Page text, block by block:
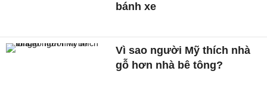
bánh xe
Vì sao người Mỹ thích nhà
gỗ hơn nhà bê tông?